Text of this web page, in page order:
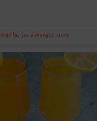
tequila, jus d'orange, sucre